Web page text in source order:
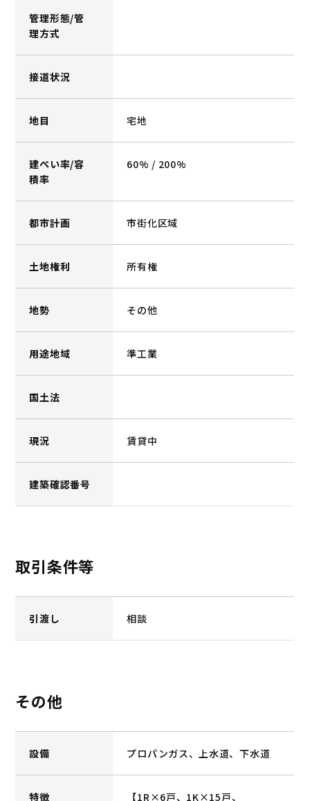
管理形態/管
理方式
接道状況
地目 宅地
建ぺい率/容
積率
60% / 200%
都市計画 市街化区域
土地権利 所有権
地勢 その他
用途地域 準工業
国土法
現況 賃貸中
建築確認番号
取引条件等
引渡し 相談
その他
設備 プロパンガス、上水道、下水道
特徴 【1R×6戸、1K×15戸、